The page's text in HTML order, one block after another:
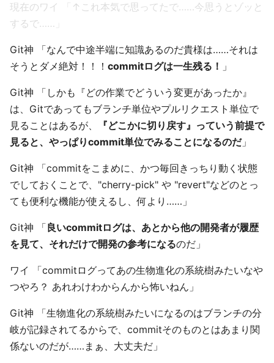
現在のワイ 「↑これ本気で思ってたで……今思うとゾッと
するで……」
Git神 「なんで中途半端に知識あるのだ貴様は……それは
そうとダメ絶対！！！ commitログは一生残る！ 」
Git神 「しかも『どの作業でどういう変更があったか』
は、Gitであってもブランチ単位やプルリクエスト単位で
見ることはあるが、
『どこかに切り戻す』っていう前提で
見ると、やっぱりcommit単位でみることになるのだ」
Git神 「commitをこまめに、かつ毎回きっちり動く状態
でしておくことで、"cherry-pick" や "revert"などのとっ
ても便利な機能が使えるし、何より……」
Git神 「良いcommitログは、あとから他の開発者が履歴
を見て、それだけで開発の参考になるのだ」
ワイ 「commitログってあの生物進化の系統樹みたいなや
つやろ？ あれわけわからんから怖いねん」
Git神 「生物進化の系統樹みたいになるのはブランチの分
岐が記録されてるからで、commitそのものとはあまり関
係ないのだが……まぁ、大丈夫だ」